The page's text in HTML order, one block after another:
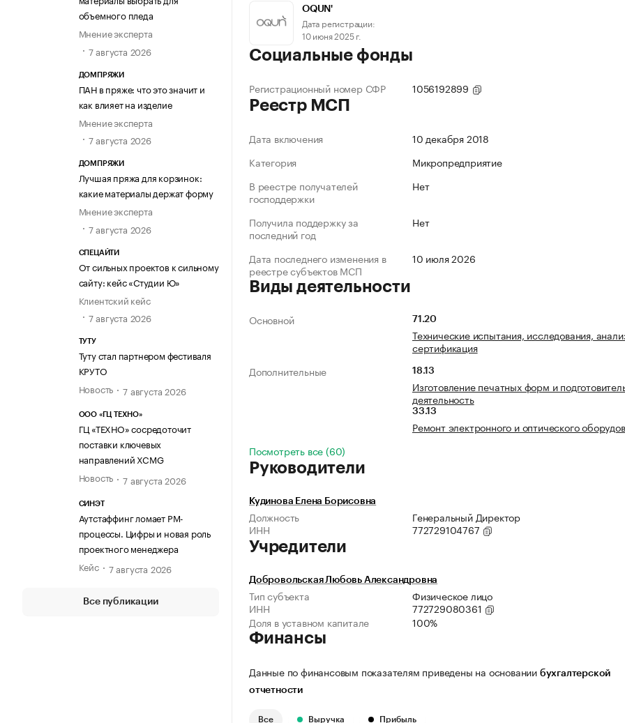
объемного пледа
Мнение эксперта
7 августа 2026
ДОМПРЯЖИ
ПАН в пряже: что это значит и
как влияет на изделие
Мнение эксперта
7 августа 2026
ДОМПРЯЖИ
Лучшая пряжа для корзинок:
какие материалы держат форму
Мнение эксперта
7 августа 2026
СПЕЦАЙТИ
От сильных проектов к сильному
сайту: кейс «Студии Ю»
Клиентский кейс
7 августа 2026
ТУТУ
Туту стал партнером фестиваля
КРУТО
Новость
7 августа 2026
ООО «ГЦ ТЕХНО»
ГЦ «ТЕХНО» сосредоточит
поставки ключевых
направлений XCMG
Новость
7 августа 2026
СИНЭТ
Аутстаффинг ломает PM-
процессы. Цифры и новая роль
проектного менеджера
Кейс
7 августа 2026
Все публикации
OQUN'
Дата регистрации:
10 июня 2025 г.
Социальные фонды
Регистрационный номер СФР 1056192899
Реестр МСП
Дата включения
10 декабря 2018
Категория
Микропредприятие
В реестре получателей
господдержки
Нет
Получила поддержку за
последний год
Нет
Дата последнего изменения в
реестре субъектов МСП
10 июля 2026
Виды деятельности
Основной 71.20
Технические испытания, исследования,
сертификация
Дополнительные
18.13
Изготовление печатных форм и
деятельность
33.13
Ремонт электронного и оптического
Посмотреть все (60)
Руководители
Кудинова Елена Борисовна
Должность
Генеральный Директор
ИНН
772729104767
Учредители
Добровольская Любовь Александровна
Тип субъекта
Физическое лицо
ИНН
772729080361
Доля в уставном капитале
100%
Финансы
Данные по финансовым показателям приведены на основании бухгалтерской
отчетности
Все Выручка Прибыль